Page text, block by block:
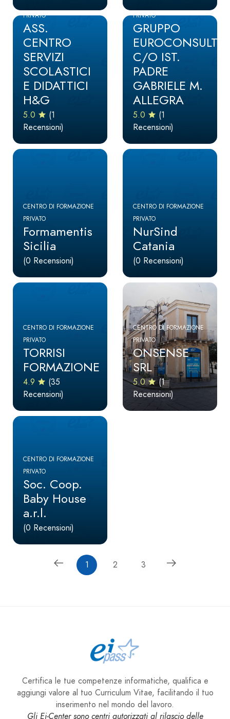
PRIVATO
ASS.
CENTRO
SERVIZI
SCOLASTICI
E DIDATTICI
H&G
5.0
(1
Recensioni)
PRIVATO
GRUPPO
EUROCONSULT
C/O IST.
PADRE
GABRIELE M.
ALLEGRA
5.0
(1
Recensioni)
CENTRO DI FORMAZIONE
PRIVATO
Formamentis
Sicilia
(0 Recensioni)
CENTRO DI FORMAZIONE
PRIVATO
NurSind
Catania
(0 Recensioni)
CENTRO DI FORMAZIONE
PRIVATO
TORRISI
FORMAZIONE
4.9
(35
Recensioni)
CENTRO DI FORMAZIONE
PRIVATO
ONSENSE
SRL
5.0
(1
Recensioni)
CENTRO DI FORMAZIONE
PRIVATO
Soc. Coop.
Baby House
a.r.l.
(0 Recensioni)
1 2 3
Certifica le tue competenze informatiche, qualifica e
aggiungi valore al tuo Curriculum Vitae, facilitando il tuo
inserimento nel mondo del lavoro.
Gli Ei-Center sono centri autorizzati al rilascio delle